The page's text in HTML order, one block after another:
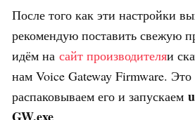
После того как эти настройки
рекомендую поставить свежую
идём на сайт производителяи
нам Voice Gateway Firmware. Это
распаковываем его и запускаем
GW.exe